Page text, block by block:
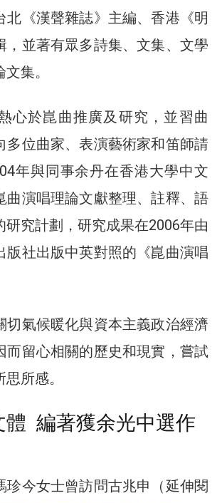
北《漢聲雜誌》主編、香港《明
，並著有眾多詩集、文集、文學
集。
心於崑曲推廣及研究，並習曲
多位曲家、表演藝術家和笛師請
年與同事余丹在香港大學中文
曲演唱理論文獻整理、註釋、語
研究計劃，研究成果在2006年由
版社出版中英對照的《崑曲演唱
切氣候暖化與資本主義政治經濟
而留心相關的歷史和現實，嘗試
所感。
體 編著獲余光中選作
珍今女士曾訪問古兆申（延伸閱